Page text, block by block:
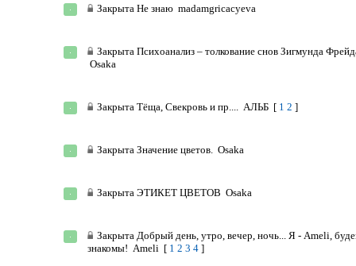
ЗакрытаНе знаю madamgricacyeva
ЗакрытаПсихоанализ – толкование снов Зигмунда
Osaka
ЗакрытаТёща, Свекровь и пр.... АЛЬБ [ 1 2 ]
ЗакрытаЗначение цветов. Osaka
ЗакрытаЭТИКЕТ ЦВЕТОВ Osaka
ЗакрытаДобрый день, утро, вечер, ночь... Я - Ameli,
знакомы! Ameli [ 1 2 3 4 ]